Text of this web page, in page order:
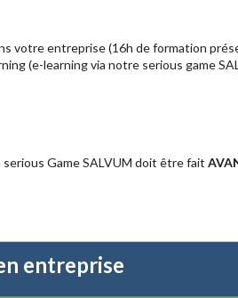
votre entreprise (16h de formation
(e-learning via notre serious game
Game SALVUM doit être fait
entreprise